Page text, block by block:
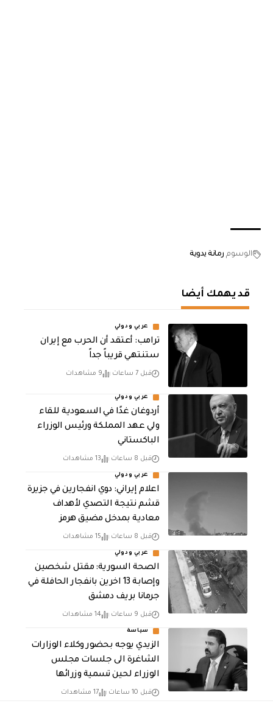
الوسوم رمانة يدوية
قد يهمك أيضا
عربي ودولي
‏ترامب: أعتقد أن الحرب مع إيران
ستنتهي قريباً جداً
قبل 7 ساعات 9 مشاهدات
عربي ودولي
أردوغان غدًا في السعودية للقاء
ولي عهد المملكة ورئيس الوزراء
الباكستاني
قبل 8 ساعات 13 مشاهدات
عربي ودولي
اعلام إيراني: دوي انفجارين في جزيرة
قشم نتيجة التصدي لأهداف
معادية بمدخل مضيق هرمز
قبل 8 ساعات 15 مشاهدات
عربي ودولي
الصحة السورية: مقتل شخصين
وإصابة 13 اخرين بانفجار الحافلة في
جرمانا بريف دمشق
قبل 9 ساعات 14 مشاهدات
سياسة
الزيدي يوجه بحضور وكلاء الوزارات
الشاغرة الى جلسات مجلس
الوزراء لحين تسمية وزرائها
قبل 10 ساعات 17 مشاهدات